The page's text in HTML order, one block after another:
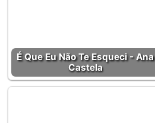
É Que Eu Não Te Esqueci - Ana
Castela